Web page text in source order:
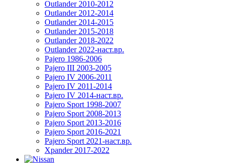
Outlander 2010-2012
Outlander 2012-2014
Outlander 2014-2015
Outlander 2015-2018
Outlander 2018-2022
Outlander 2022-наст.вр.
Pajero 1986-2006
Pajero III 2003-2005
Pajero IV 2006-2011
Pajero IV 2011-2014
Pajero IV 2014-наст.вр.
Pajero Sport 1998-2007
Pajero Sport 2008-2013
Pajero Sport 2013-2016
Pajero Sport 2016-2021
Pajero Sport 2021-наст.вр.
Xpander 2017-2022